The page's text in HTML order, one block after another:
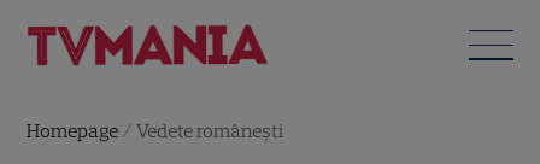
Homepage /Vedete româneşti